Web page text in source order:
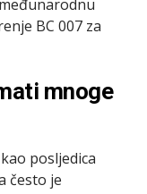
BC 007 za
mnoge
posljedica
često je